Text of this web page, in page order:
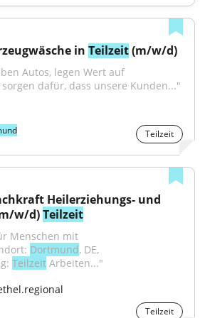
in Teilzeit (m/w/d)
Autos, legen Wert auf
dafür, dass unsere Kunden..."
Teilzeit
Heilerziehungs- und
w/d) Teilzeit
Menschen mit
Dortmund, DE,
Teilzeit Arbeiten..."
Teilzeit